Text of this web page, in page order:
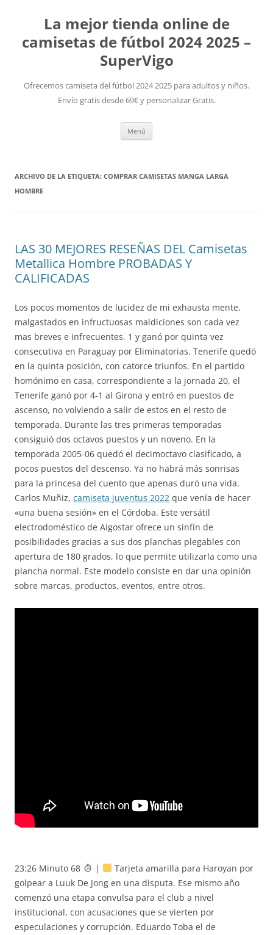
La mejor tienda online de
camisetas de fútbol 2024 2025 –
SuperVigo
Ofrecemos camiseta del fútbol 2024 2025 para adultos y niños.
Envío gratis desde 69€ y personalizar Gratis.
Menú
ARCHIVO DE LA ETIQUETA: COMPRAR CAMISETAS MANGA LARGA
HOMBRE
LAS 30 MEJORES RESEÑAS DEL Camisetas
Metallica Hombre PROBADAS Y
CALIFICADAS
Los pocos momentos de lucidez de mi exhausta mente,
malgastados en infructuosas maldiciones son cada vez
mas breves e infrecuentes. 1 y ganó por quinta vez
consecutiva en Paraguay por Eliminatorias. Tenerife quedó
en la quinta posición, con catorce triunfos. En el partido
homónimo en casa, correspondiente a la jornada 20, el
Tenerife ganó por 4-1 al Girona y entró en puestos de
ascenso, no volviendo a salir de estos en el resto de
temporada. Durante las tres primeras temporadas
consiguió dos octavos puestos y un noveno. En la
temporada 2005-06 quedó el decimoctavo clasificado, a
pocos puestos del descenso. Ya no habrá más sonrisas
para la princesa del cuento que apenas duró una vida.
Carlos Muñiz, camiseta juventus 2022 que venía de hacer
«una buena sesión» en el Córdoba. Este versátil
electrodoméstico de Aigostar ofrece un sinfín de
posibilidades gracias a sus dos planchas plegables con
apertura de 180 grados, lo que permite utilizarla como una
plancha normal. Este modelo consiste en dar una opinión
sobre marcas, productos, eventos, entre otros.
23:26 Minuto 68 |
Tarjeta amarilla para Haroyan por
golpear a Luuk De Jong en una disputa. Ese mismo año
comenzó una etapa convulsa para el club a nivel
institucional, con acusaciones que se vierten por
especulaciones y corrupción. Eduardo Toba el de